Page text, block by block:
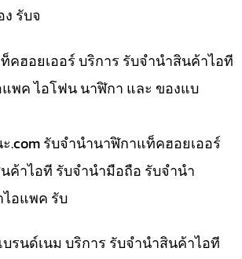
รับจ
คฮอยเออร์ บริการ รับจำนำสินค้าไอที
พค ไอโฟน นาฬิกา และ ของแบ
.com รับจำนำนาฬิกาแท็คฮอยเออร์
ค้าไอที รับจำนำมือถือ รับจำนำ
อแพค รับ
รนด์เนม บริการ รับจำนำสินค้าไอที